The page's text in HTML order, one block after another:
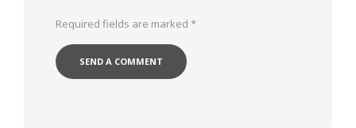
Required fields are marked *